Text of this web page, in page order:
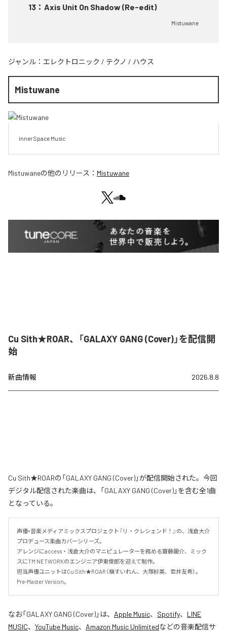
13 ： Axis Unit On Shadow (Re-edit)
Mistuwane
ジャンル： エレクトロニック / テクノ / ハウス
Mistuwane
Inner Space Music
Mistuwaneの他のリリース： Mistuwane
Cu Sith★ROAR、「GALAXY GANG (Cover)」を配信開
始
新曲情報 2026.8.8
Cu Sith★ROARの「GALAXY GANG (Cover)」が配信開始された。今回
デジタル配信された楽曲は、「GALAXY GANG (Cover)」を含む全1曲
となっている。
声優×音楽メディアミックスプロジェクト『リ・クレシェンド！』の、浅倉大介
プロデュース楽曲カバーシリーズ。
アレンジにaccess・浅倉大介のマニピュレーターを務める齋藤龍介、ミック
スにTM NETWORKのエンジニア伊東俊郎を迎えて制作。
担当声優ユニットはCu Sith★ROAR（槇すいれん、大塚紗英、若井友希）。
Pre-Master Version。
なお「GALAXY GANG (Cover)」は、 Apple Music、 Spotify、 LINE
MUSIC、 YouTube Music、 Amazon Music Unlimitedなどの音楽配信サ